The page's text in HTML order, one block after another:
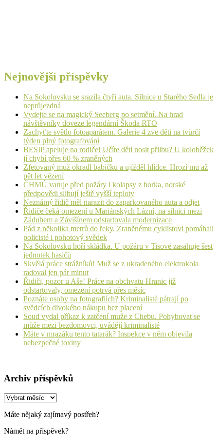
Nejnovější příspěvky
Na Sokolovsku se srazila čtyři auta. Silnice u Starého Sedla je
neprůjezdná
Vydejte se na magický Seeberg po setmění. Na hrad
návštěvníky doveze legendární Škoda RTO
Zachyťte světlo fotoaparátem. Galerie 4 zve děti na tvůrčí
týden plný fotografování
BESIP apeluje na rodiče! Učíte děti nosit přilbu? U koloběžek
jí chybí přes 60 % zraněných
Zfetovaný muž okradl babičku a ujížděl hlídce. Hrozí mu až
pět let vězení
ČHMÚ varuje před požáry i kolapsy z horka, norské
předpovědi slibují ještě vyšší teploty
Neznámý řidič měl narazit do zaparkovaného auta a odjet
Řidiče čeká omezení u Mariánských Lázní, na silnici mezi
Zádubem a Závišínem odstartovala modernizace
Pád z několika metrů do řeky. Zraněnému cyklistovi pomáhali
policisté i pohotový svědek
Na Sokolovsku hoří skládka. U požáru v Tisové zasahuje šest
jednotek hasičů
Skvělá práce strážníků! Muž se z ukradeného elektrokola
radoval jen pár minut
Řidiči, pozor u Aše! Práce na obchvatu Hranic již
odstartovaly, omezení potrvá přes měsíc
Poznáte osoby na fotografiích? Kriminalisté pátrají po
svědcích divokého nákupu bez placení
Soud vydal příkaz k zatčení muže z Chebu. Pohybovat se
může mezi bezdomovci, uvádějí kriminalisté
Máte v mrazáku tento tatarák? Inspekce v něm objevila
nebezpečné toxiny
Archiv příspěvků
Archiv
Máte nějaký zajímavý postřeh?
Námět na příspěvek?